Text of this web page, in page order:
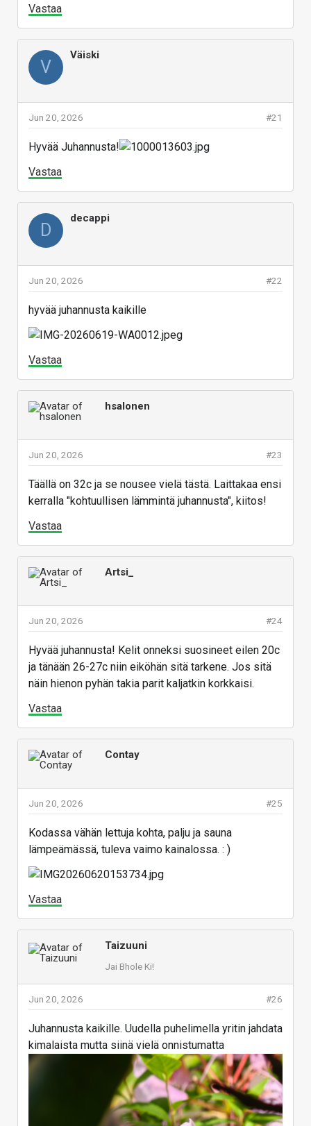
Vastaa
V
Väiski
#21
Jun 20, 2026
Hyvää Juhannusta!
Vastaa
D
decappi
#22
Jun 20, 2026
hyvää juhannusta kaikille
Vastaa
hsalonen
#23
Jun 20, 2026
Täällä on 32c ja se nousee vielä tästä. Laittakaa ensi
kerralla "kohtuullisen lämmintä juhannusta", kiitos!
Vastaa
Artsi_
#24
Jun 20, 2026
Hyvää juhannusta! Kelit onneksi suosineet eilen 20c
ja tänään 26-27c niin eiköhän sitä tarkene. Jos sitä
näin hienon pyhän takia parit kaljatkin korkkaisi.
Vastaa
Contay
#25
Jun 20, 2026
Kodassa vähän lettuja kohta, palju ja sauna
lämpeämässä, tuleva vaimo kainalossa. : )
Vastaa
Taizuuni
Jai Bhole Ki!
#26
Jun 20, 2026
Juhannusta kaikille. Uudella puhelimella yritin jahdata
kimalaista mutta siinä vielä onnistumatta